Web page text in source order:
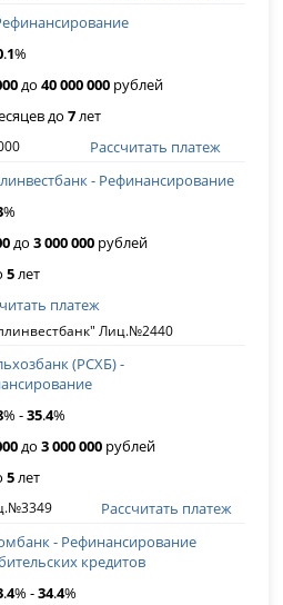
.1%
до40 000 000 рублей
до7лет
Рассчитать платеж
- Рефинансирование
%
до3 000 000 рублей
5лет
Лиц.№2440
платеж
(РСХБ) -
% -35.4%
до3 000 000 рублей
5лет
Рассчитать платеж
- Рефинансирование
кредитов
.4% -34.4%